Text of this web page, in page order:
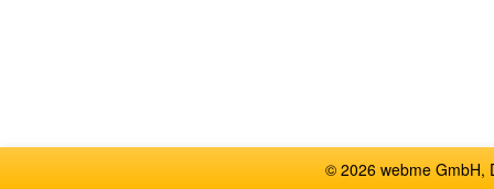
© 2026 webme GmbH,